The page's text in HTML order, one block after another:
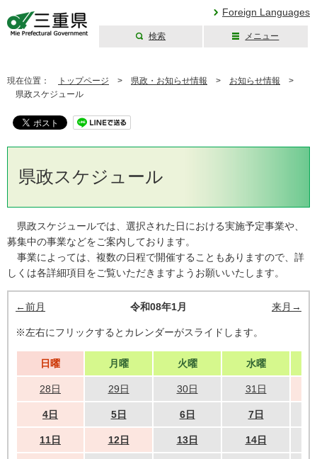
Foreign Languages
検索 メニュー
現在位置： トップページ > 県政・お知らせ情報 > お知らせ情報 >
県政スケジュール
県政スケジュール
県政スケジュールでは、選択された日における実施予定事業や、
募集中の事業などをご案内しております。
事業によっては、複数の日程で開催することもありますので、詳
しくは各詳細項目をご覧いただきますようお願いいたします。
←前月 令和08年1月 来月→
※左右にフリックするとカレンダーがスライドします。
日曜 月曜 火曜 水曜
28日 29日 30日 31日
4日 5日 6日 7日
11日 12日 13日 14日